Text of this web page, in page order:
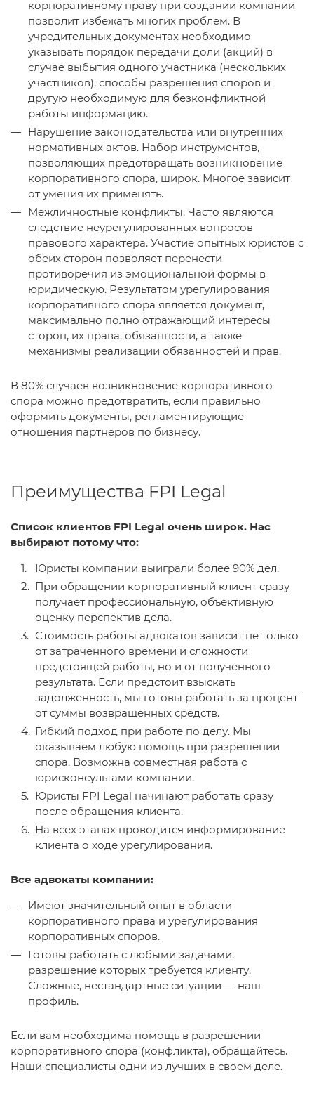
корпоративному праву при создании компании
позволит избежать многих проблем. В
учредительных документах необходимо
указывать порядок передачи доли (акций) в
случае выбытия одного участника (нескольких
участников), способы разрешения споров и
другую необходимую для безконфликтной
работы информацию.
Нарушение законодательства или внутренних
нормативных актов. Набор инструментов,
позволяющих предотвращать возникновение
корпоративного спора, широк. Многое зависит
от умения их применять.
Межличностные конфликты. Часто являются
следствие неурегулированных вопросов
правового характера. Участие опытных юристов с
обеих сторон позволяет перенести
противоречия из эмоциональной формы в
юридическую. Результатом урегулирования
корпоративного спора является документ,
максимально полно отражающий интересы
сторон, их права, обязанности, а также
механизмы реализации обязанностей и прав.
В 80% случаев возникновение корпоративного
спора можно предотвратить, если правильно
оформить документы, регламентирующие
отношения партнеров по бизнесу.
Преимущества FPI Legal
Список клиентов FPI Legal очень широк. Нас
выбирают потому что:
Юристы компании выиграли более 90% дел.
При обращении корпоративный клиент сразу
получает профессиональную, объективную
оценку перспектив дела.
Стоимость работы адвокатов зависит не только
от затраченного времени и сложности
предстоящей работы, но и от полученного
результата. Если предстоит взыскать
задолженность, мы готовы работать за процент
от суммы возвращенных средств.
Гибкий подход при работе по делу. Мы
оказываем любую помощь при разрешении
спора. Возможна совместная работа с
юрисконсультами компании.
Юристы FPI Legal начинают работать сразу
после обращения клиента.
На всех этапах проводится информирование
клиента о ходе урегулирования.
Все адвокаты компании:
Имеют значительный опыт в области
корпоративного права и урегулирования
корпоративных споров.
Готовы работать с любыми задачами,
разрешение которых требуется клиенту.
Сложные, нестандартные ситуации — наш
профиль.
Если вам необходима помощь в разрешении
корпоративного спора (конфликта), обращайтесь.
Наши специалисты одни из лучших в своем деле.